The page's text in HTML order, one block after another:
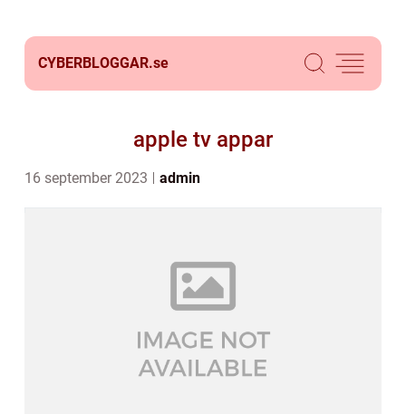
CYBERBLOGGAR.se
apple tv appar
16 september 2023 admin